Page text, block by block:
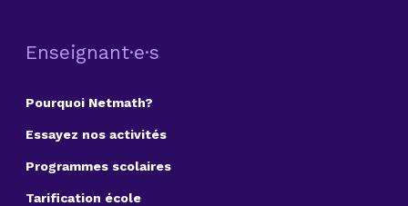
Enseignant·e·s
Pourquoi Netmath?
Essayez nos activités
Programmes scolaires
Tarification école